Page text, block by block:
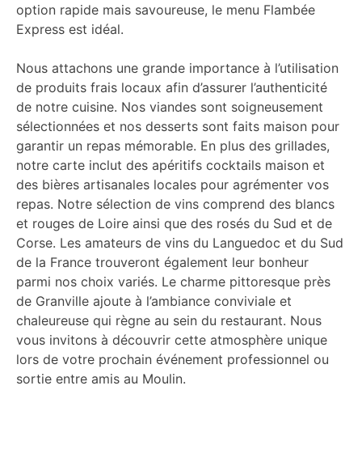
option rapide mais savoureuse, le menu Flambée
Express est idéal.
Nous attachons une grande importance à l’utilisation
de produits frais locaux afin d’assurer l’authenticité
de notre cuisine. Nos viandes sont soigneusement
sélectionnées et nos desserts sont faits maison pour
garantir un repas mémorable. En plus des grillades,
notre carte inclut des apéritifs cocktails maison et
des bières artisanales locales pour agrémenter vos
repas. Notre sélection de vins comprend des blancs
et rouges de Loire ainsi que des rosés du Sud et de
Corse. Les amateurs de vins du Languedoc et du Sud
de la France trouveront également leur bonheur
parmi nos choix variés. Le charme pittoresque près
de Granville ajoute à l’ambiance conviviale et
chaleureuse qui règne au sein du restaurant. Nous
vous invitons à découvrir cette atmosphère unique
lors de votre prochain événement professionnel ou
sortie entre amis au Moulin.